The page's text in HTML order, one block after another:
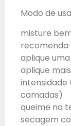
Modo de
misture
aplique
aplique
intensidade
camadas)
queime na
secagem